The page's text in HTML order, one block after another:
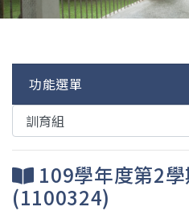
功能選單
109學年度第2
(1100324)